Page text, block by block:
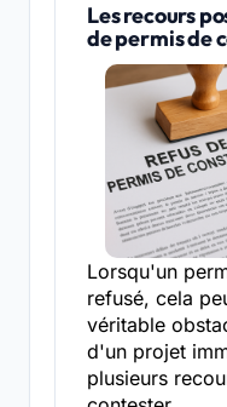
Les recours
de permis de
Lorsqu'un
refusé, cela
véritable
d'un projet
plusieurs